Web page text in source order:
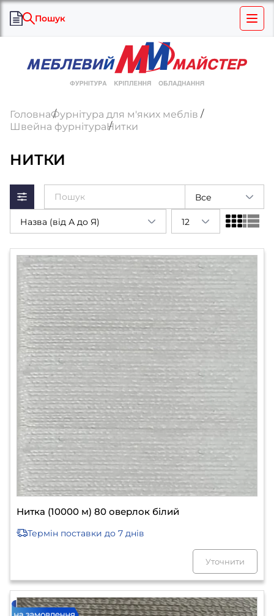
Пошук
ГоловнаФурнітура для м'яких меблів
Швейна фурнітураНитки
НИТКИ
Все
Назва (від А до Я) 12
Нитка (10000 м) 80 оверлок білий
Термін поставки до 7 днів
Уточнити